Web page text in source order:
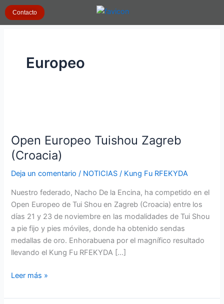
Contacto
Europeo
Open Europeo Tuishou Zagreb
(Croacia)
Deja un comentario / NOTICIAS / Kung Fu RFEKYDA
Nuestro federado, Nacho De la Encina, ha competido en el
Open Europeo de Tui Shou en Zagreb (Croacia) entre los
días 21 y 23 de noviembre en las modalidades de Tui Shou
a pie fijo y pies móviles, donde ha obtenido sendas
medallas de oro. Enhorabuena por el magnífico resultado
llevando el Kung Fu RFEKYDA […]
Tuishou
Zagreb
(Croacia)
Leer más »